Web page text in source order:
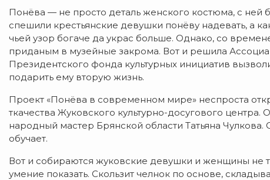
Понёва — не просто деталь женского костюма, с
спешили крестьянские девушки понёву надевать, а
чьей узор богаче да украс больше. Однако, со
приданым в музейные закрома. Вот и решила
Президентского фонда культурных инициатив
подарить ему вторую жизнь.
Проект «Понёва в современном мире» неспроста
ткачества Жуковского культурно-досугового
народный мастер Брянской области Татьяна
обучает.
Вот и собираются жуковские девушки и женщины не
умение показать. Скользит челнок по основе,